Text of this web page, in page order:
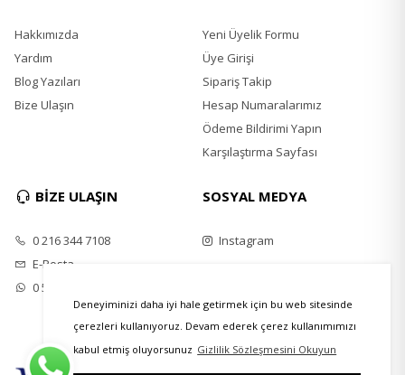
Deneyiminizi daha iyi hale getirmek için bu web sitesinde
çerezleri kullanıyoruz. Devam ederek çerez kullanımımızı
kabul etmiş oluyorsunuz Gizlilik Sözleşmesini Okuyun
Hakkımızda
Yardım
Blog Yazıları
Bize Ulaşın
Yeni Üyelik Formu
Üye Girişi
Sipariş Takip
Hesap Numaralarımız
Ödeme Bildirimi Yapın
Karşılaştırma Sayfası
BİZE ULAŞIN
0 216 344 7108
E-Posta
0 539 748 50 40
SOSYAL MEDYA
Instagram